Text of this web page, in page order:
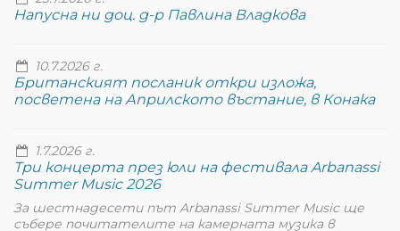
Напусна ни доц. д-р Павлина Владкова
10.7.2026 г.
Британският посланик откри изложа,
посветена на Априлското въстание, в Конака
1.7.2026 г.
Три концерта през юли на фестивала Arbanassi
Summer Music 2026
За шестнадесети път Arbanassi Summer Music ще
събере почитателите на камерната музика в